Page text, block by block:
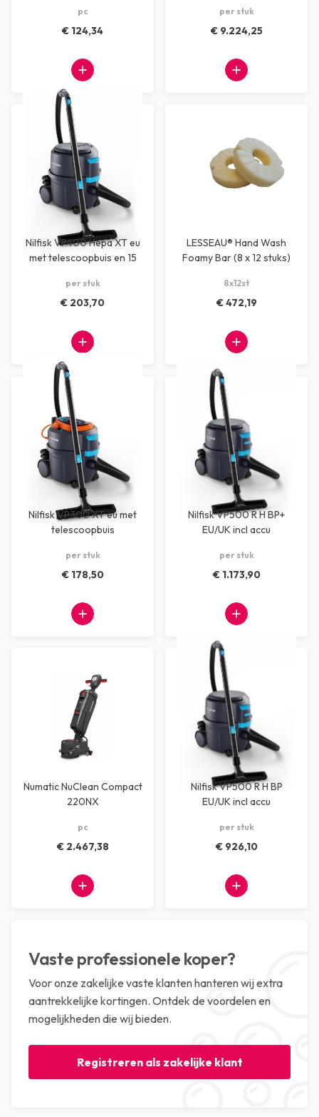
pc
€ 124,34
per stuk
€ 9.224,25
Nilfisk VP400 Hepa XT eu
met telescoopbuis en 15
per stuk
€ 203,70
LESSEAU® Hand Wash
Foamy Bar (8 x 12 stuks)
8x12st
€ 472,19
Nilfisk VP300 XT eu met
telescoopbuis
per stuk
€ 178,50
Nilfisk VP500 R H BP+
EU/UK incl accu
per stuk
€ 1.173,90
Numatic NuClean Compact
220NX
pc
€ 2.467,38
Nilfisk VP500 R H BP
EU/UK incl accu
per stuk
€ 926,10
Vaste professionele koper?
Voor onze zakelijke vaste klanten hanteren wij extra
aantrekkelijke kortingen. Ontdek de voordelen en
mogelijkheden die wij bieden.
Registreren als zakelijke klant